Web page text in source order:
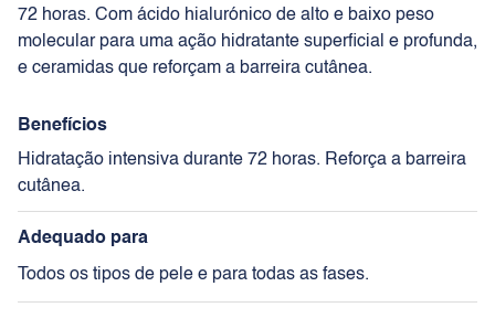
72 horas. Com ácido hialurónico de alto e baixo peso
molecular para uma ação hidratante superficial e profunda,
e ceramidas que reforçam a barreira cutânea.
Benefícios
Hidratação intensiva durante 72 horas. Reforça a barreira
cutânea.
Adequado para
Todos os tipos de pele e para todas as fases.